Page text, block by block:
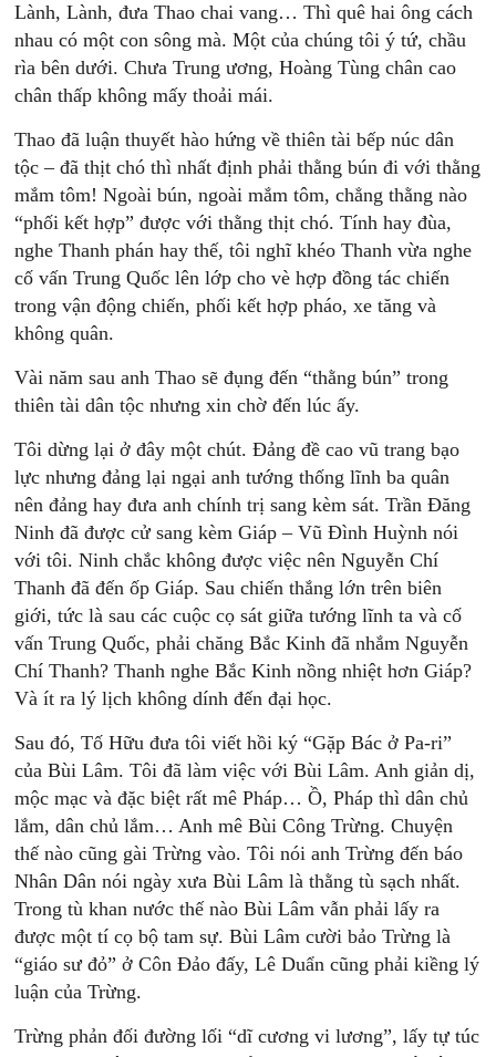
Lành, Lành, đưa Thao chai vang… Thì quê hai ông cách
nhau có một con sông mà. Một của chúng tôi ý tứ, chầu
rìa bên dưới. Chưa Trung ương, Hoàng Tùng chân cao
chân thấp không mấy thoải mái.
Thao đã luận thuyết hào hứng về thiên tài bếp núc dân
tộc – đã thịt chó thì nhất định phải thằng bún đi với thằng
mắm tôm! Ngoài bún, ngoài mắm tôm, chẳng thằng nào
“phối kết hợp” được với thằng thịt chó. Tính hay đùa,
nghe Thanh phán hay thế, tôi nghĩ khéo Thanh vừa nghe
cố vấn Trung Quốc lên lớp cho vè hợp đồng tác chiến
trong vận động chiến, phối kết hợp pháo, xe tăng và
không quân.
Vài năm sau anh Thao sẽ đụng đến “thằng bún” trong
thiên tài dân tộc nhưng xin chờ đến lúc ấy.
Tôi dừng lại ở đây một chút. Đảng đề cao vũ trang bạo
lực nhưng đảng lại ngại anh tướng thống lĩnh ba quân
nên đảng hay đưa anh chính trị sang kèm sát. Trần Đăng
Ninh đã được cử sang kèm Giáp – Vũ Đình Huỳnh nói
với tôi. Ninh chắc không được việc nên Nguyễn Chí
Thanh đã đến ốp Giáp. Sau chiến thắng lớn trên biên
giới, tức là sau các cuộc cọ sát giữa tướng lĩnh ta và cố
vấn Trung Quốc, phải chăng Bắc Kinh đã nhắm Nguyễn
Chí Thanh? Thanh nghe Bắc Kinh nồng nhiệt hơn Giáp?
Và ít ra lý lịch không dính đến đại học.
Sau đó, Tố Hữu đưa tôi viết hồi ký “Gặp Bác ở Pa-ri”
của Bùi Lâm. Tôi đã làm việc với Bùi Lâm. Anh giản dị,
mộc mạc và đặc biệt rất mê Pháp… Ồ, Pháp thì dân chủ
lắm, dân chủ lắm… Anh mê Bùi Công Trừng. Chuyện
thế nào cũng gài Trừng vào. Tôi nói anh Trừng đến báo
Nhân Dân nói ngày xưa Bùi Lâm là thằng tù sạch nhất.
Trong tù khan nước thế nào Bùi Lâm vẫn phải lấy ra
được một tí cọ bộ tam sự. Bùi Lâm cười bảo Trừng là
“giáo sư đỏ” ở Côn Đảo đấy, Lê Duẩn cũng phải kiềng lý
luận của Trừng.
Trừng phản đối đường lối “dĩ cương vi lương”, lấy tự túc